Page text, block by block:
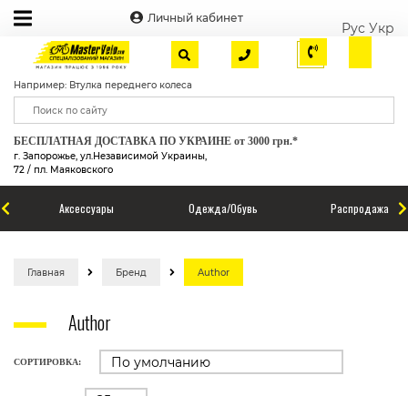
Личный кабинет
Рус Укр
Например: Втулка переднего колеса
БЕСПЛАТНАЯ ДОСТАВКА ПО УКРАИНЕ от 3000 грн.*
г. Запорожье, ул.Независимой Украины,
72 / пл. Маяковского
Аксессуары Одежда/Обувь Распродажа
Главная Бренд Author
Author
СОРТИРОВКА: